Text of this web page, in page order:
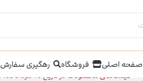
صفحه اصلی فروشگاه رهگیری سفارش
قیمت‌های محصولات در تاریخ 16 مرداد 1405 بروزرسانی شده‌اند.